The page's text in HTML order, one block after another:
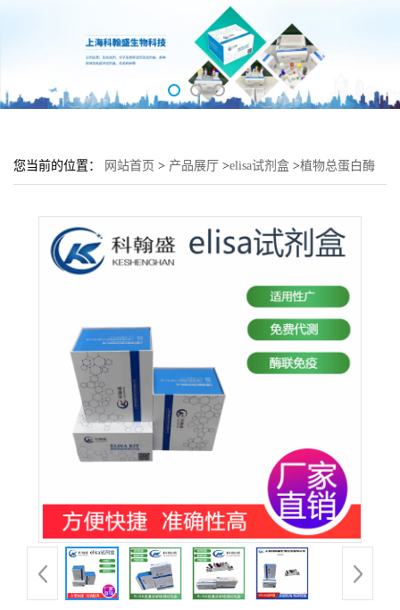
您当前的位置： 网站首页 > 产品展厅 >elisa试剂盒 >植物总蛋白酶